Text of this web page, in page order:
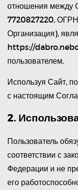
отношения между
7720827220, ОГРН
Организация),
https://
пользователем.
Используя Сайт,
с настоящим
2.
Пользователь
соответствии с
Федерации и не
его